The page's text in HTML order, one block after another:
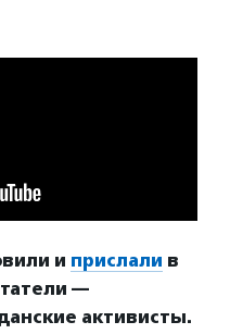
и прислали в
—
активисты.